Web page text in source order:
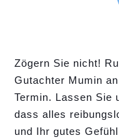
Zögern Sie nicht!
Gutachter Mumin
Termin. Lassen Sie
dass alles
und Ihr gutes